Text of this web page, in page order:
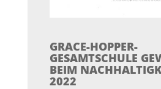
GRACE-HOPPER-
GESAMTSCHULE
BEIM
2022